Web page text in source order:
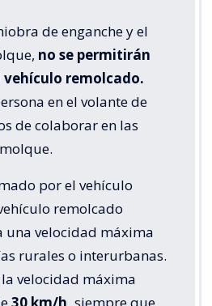
de enganche y el
no se permitirán
vehículo remolcado.
en el volante de
de colaborar en las
por el vehículo
remolcado
una velocidad máxima
rurales o interurbanas.
velocidad máxima